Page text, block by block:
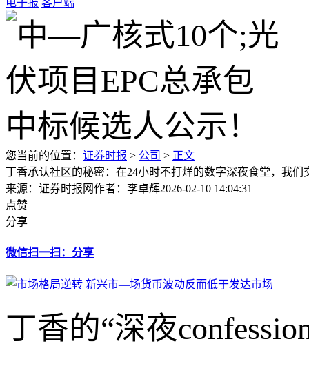
电子报 客户端
您当前的位置： 证券时报 > 公司 > 正文
丁香承认社区的秘密：在24小时不打烊的数字深夜食堂，我们
来源：证券时报网作者：李卓辉2026-02-10 14:04:31
点赞
分享
微信扫一扫：分享
丁香的“深夜